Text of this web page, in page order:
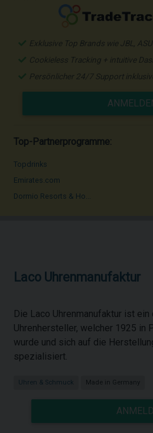
Exklusive Top Brands wie JBL,
Cookieless Tracking + intuitive
Persönlicher 24/7 Support
Top-Partnerprogramme:
Topdrinks
Emirates.com
Dormio Resorts & Ho...
Laco Uhrenmanufaktur
Die Laco Uhrenmanufaktur ist
Uhrenhersteller, welcher 1925 in
wurde und sich auf die
spezialisiert.
Uhren & Schmuck Made in Germany